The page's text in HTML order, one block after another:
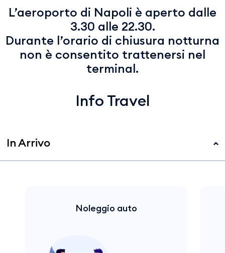
L’aeroporto di Napoli è aperto dalle
3.30 alle 22.30.
Durante l’orario di chiusura notturna
non è consentito trattenersi nel
terminal.
Info Travel
In Arrivo
Noleggio auto